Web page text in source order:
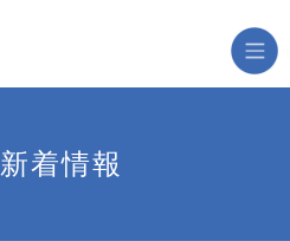
新着情報